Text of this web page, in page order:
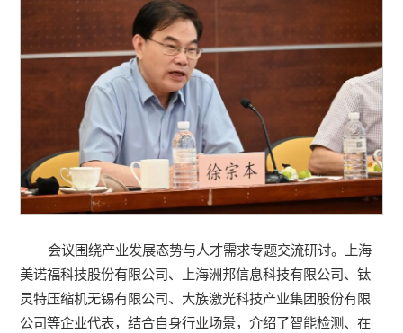
会议围绕产业发展态势与人才需求专题交流研讨。上海
美诺福科技股份有限公司、上海洲邦信息科技有限公司、钛
灵特压缩机无锡有限公司、大族激光科技产业集团股份有限
公司等企业代表，结合自身行业场景，介绍了智能检测、在